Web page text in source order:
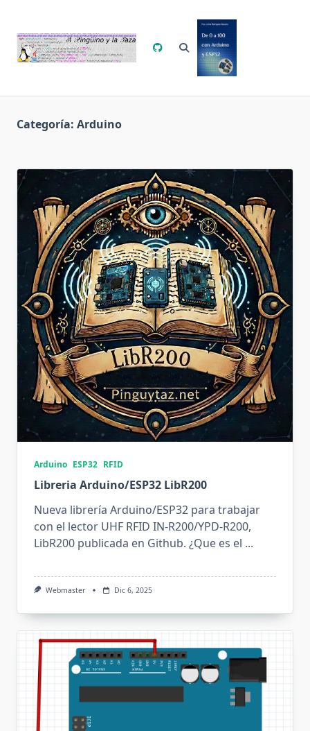
contenido
Categoría: Arduino
Arduino ESP32 RFID
Libreria Arduino/ESP32 LibR200
Nueva librería Arduino/ESP32 para trabajar
con el lector UHF RFID IN‑R200/YPD‑R200,
LibR200 publicada en Github. ¿Que es el ...
Webmaster Dic 6, 2025